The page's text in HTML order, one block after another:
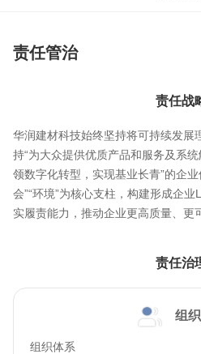
责任管治
责任战
华润建材科技始终坚持将可持续发展
持“为大众提供优质产品和服务及系
领数字化转型，实现基业长青”的企业
会”“环境”为核心支柱，构建形成企
实履责能力，推动企业更高质量、更
责任治
组
组织体系